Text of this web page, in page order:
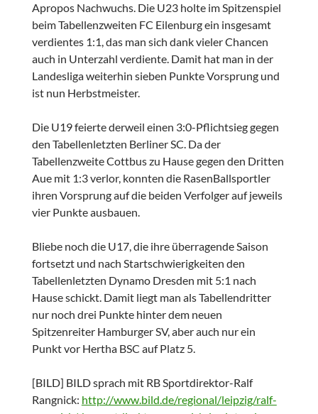
Apropos Nachwuchs. Die U23 holte im Spitzenspiel
beim Tabellenzweiten FC Eilenburg ein insgesamt
verdientes 1:1, das man sich dank vieler Chancen
auch in Unterzahl verdiente. Damit hat man in der
Landesliga weiterhin sieben Punkte Vorsprung und
ist nun Herbstmeister.
Die U19 feierte derweil einen 3:0-Pflichtsieg gegen
den Tabellenletzten Berliner SC. Da der
Tabellenzweite Cottbus zu Hause gegen den Dritten
Aue mit 1:3 verlor, konnten die RasenBallsportler
ihren Vorsprung auf die beiden Verfolger auf jeweils
vier Punkte ausbauen.
Bliebe noch die U17, die ihre überragende Saison
fortsetzt und nach Startschwierigkeiten den
Tabellenletzten Dynamo Dresden mit 5:1 nach
Hause schickt. Damit liegt man als Tabellendritter
nur noch drei Punkte hinter dem neuen
Spitzenreiter Hamburger SV, aber auch nur ein
Punkt vor Hertha BSC auf Platz 5.
[BILD] BILD sprach mit RB Sportdirektor-Ralf
Rangnick: http://www.bild.de/regional/leipzig/ralf-